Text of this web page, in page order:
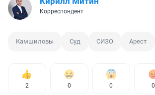
Корреспондент
Камшиловы Суд СИЗО Арест
2 0 0 0